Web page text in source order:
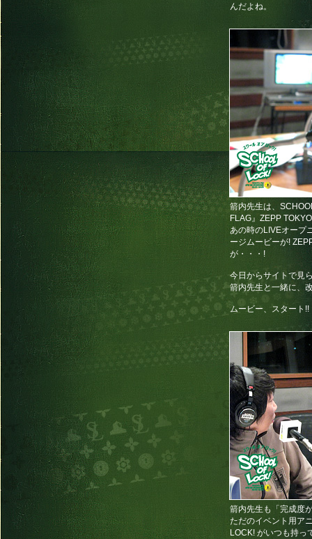
んだよね。
箭内先生は、
FLAG』ZEPP
あの時のLIVEオープ
ージムービーが!
が・・・!
今日からサイトで見
箭内先生と一緒に、
ムービー、スタート!!
箭内先生も「完成度
ただのイベント用ア
LOCK! がいつも持っ